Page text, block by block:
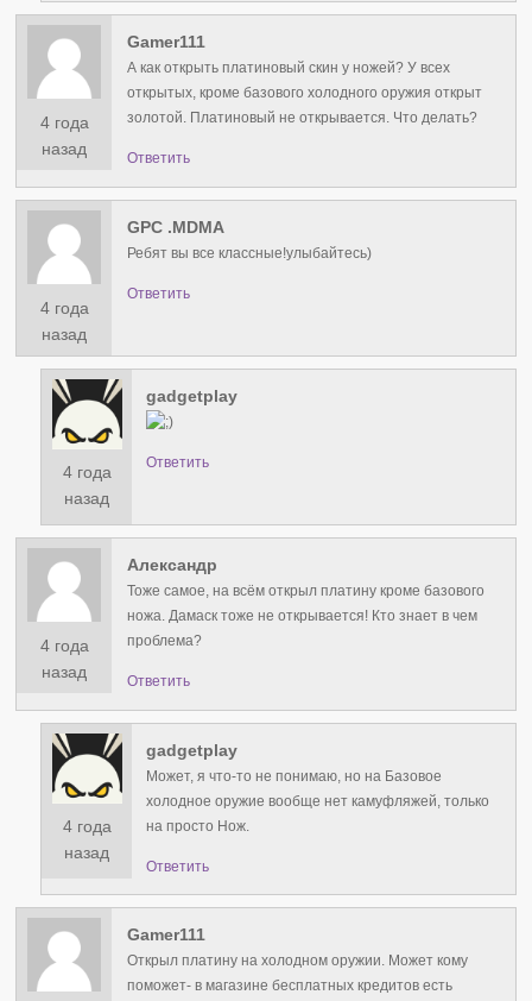
4 года
назад
Gamer111
А как открыть платиновый скин у ножей? У всех
открытых, кроме базового холодного оружия открыт
золотой. Платиновый не открывается. Что делать?
Ответить
4 года
назад
GPC .MDMA
Ребят вы все классные!улыбайтесь)
Ответить
4 года
назад
gadgetplay
Ответить
4 года
назад
Александр
Тоже самое, на всём открыл платину кроме базового
ножа. Дамаск тоже не открывается! Кто знает в чем
проблема?
Ответить
4 года
назад
gadgetplay
Может, я что-то не понимаю, но на Базовое
холодное оружие вообще нет камуфляжей, только
на просто Нож.
Ответить
Gamer111
Открыл платину на холодном оружии. Может кому
поможет- в магазине бесплатных кредитов есть